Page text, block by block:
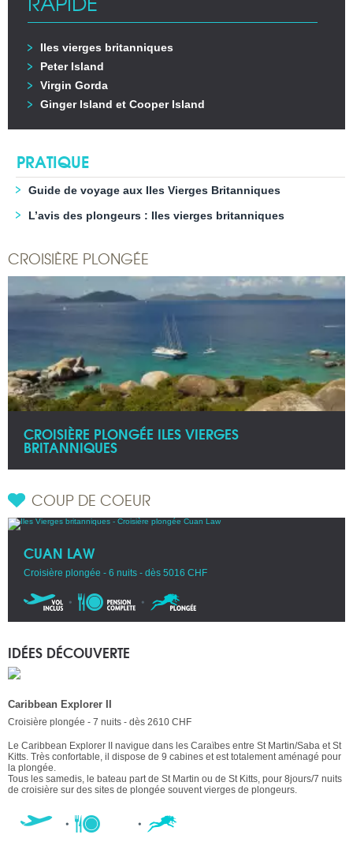
Iles vierges britanniques
Peter Island
Virgin Gorda
Ginger Island et Cooper Island
PRATIQUE
Guide de voyage aux Iles Vierges Britanniques
L’avis des plongeurs : Iles vierges britanniques
CROISIÈRE PLONGÉE
CROISIÈRE PLONGÉE ILES VIERGES
BRITANNIQUES
COUP DE COEUR
CUAN LAW
Croisière plongée - 6 nuits - dès 5016 CHF
IDÉES DÉCOUVERTE
Caribbean Explorer II
Croisière plongée - 7 nuits - dès 2610 CHF
Le Caribbean Explorer II navigue dans les Caraïbes entre St Martin/Saba et St
Kitts. Très confortable, il dispose de 9 cabines et est totalement aménagé pour
la plongée.
Tous les samedis, le bateau part de St Martin ou de St Kitts, pour 8jours/7 nuits
de croisière sur des sites de plongée souvent vierges de plongeurs.